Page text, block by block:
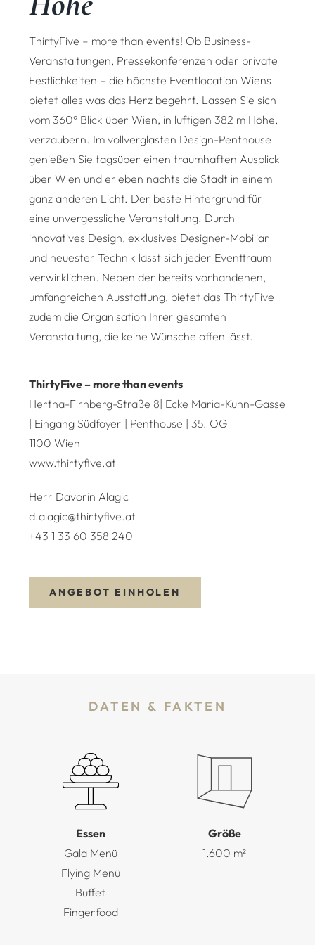
ThirtyFive – more than events! Ob Business-
Veranstaltungen, Pressekonferenzen oder private
Festlichkeiten – die höchste Eventlocation Wiens
bietet alles was das Herz begehrt. Lassen Sie sich
vom 360° Blick über Wien, in luftigen 382 m Höhe,
verzaubern. Im vollverglasten Design-Penthouse
genießen Sie tagsüber einen traumhaften Ausblick
über Wien und erleben nachts die Stadt in einem
ganz anderen Licht. Der beste Hintergrund für
eine unvergessliche Veranstaltung. Durch
innovatives Design, exklusives Designer-Mobiliar
und neuester Technik lässt sich jeder Eventtraum
verwirklichen. Neben der bereits vorhandenen,
umfangreichen Ausstattung, bietet das ThirtyFive
zudem die Organisation Ihrer gesamten
Veranstaltung, die keine Wünsche offen lässt.
ThirtyFive – more than events
Hertha-Firnberg-Straße 8| Ecke Maria-Kuhn-Gasse
| Eingang Südfoyer | Penthouse | 35. OG
1100 Wien
www.thirtyfive.at
Herr Davorin Alagic
d.alagic@thirtyfive.at
+43 1 33 60 358 240
ANGEBOT EINHOLEN
DATEN & FAKTEN
Essen
Gala Menü
Flying Menü
Buffet
Fingerfood
Größe
1.600 m²